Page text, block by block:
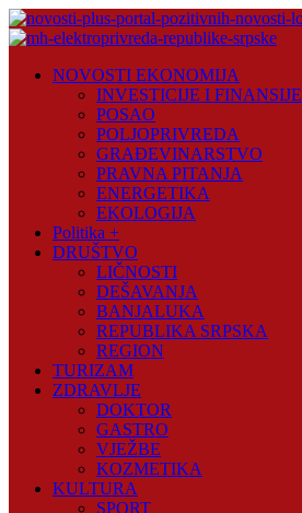
Skip
to
Plus
NOVOSTI EKONOMIJA
INVESTICIJE I FINANSIJE
POSAO
POLJOPRIVREDA
GRAĐEVINARSTVO
PRAVNA PITANJA
ENERGETIKA
EKOLOGIJA
Politika +
DRUŠTVO
LIČNOSTI
DEŠAVANJA
BANJALUKA
REPUBLIKA SRPSKA
REGION
TURIZAM
ZDRAVLJE
DOKTOR
GASTRO
VJEŽBE
KOZMETIKA
KULTURA
SPORT